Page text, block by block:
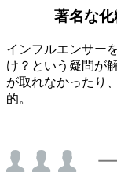
著名な
インフルエンサー
け？という疑問が
が取れなかったり
的。